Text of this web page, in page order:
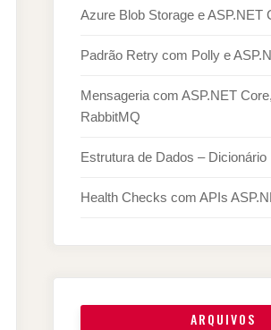
Azure Blob Storage e ASP.NET
Padrão Retry com Polly e
Mensageria com ASP.NET
RabbitMQ
Estrutura de Dados – Dicionário
Health Checks com APIs
ARQUIVOS